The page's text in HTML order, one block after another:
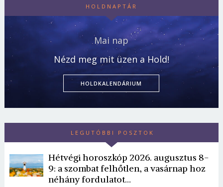
HOLDNAPTÁR
Mai nap
Nézd meg mit üzen a Hold!
HOLDKALENDÁRIUM
LEGUTÓBBI POSZTOK
Hétvégi horoszkóp 2026. augusztus 8-
9: a szombat felhőtlen, a vasárnap hoz
néhány fordulatot…